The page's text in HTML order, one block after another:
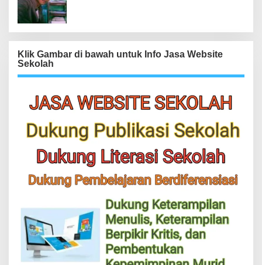
Klik Gambar di bawah untuk Info Jasa Website
Sekolah